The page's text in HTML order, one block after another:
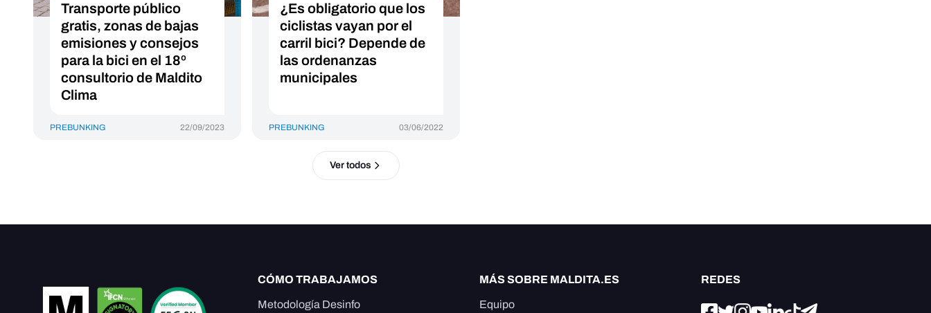
Transporte público
gratis, zonas de bajas
emisiones y consejos
para la bici en el 18º
consultorio de Maldito
Clima
PREBUNKING 22/09/2023
¿Es obligatorio que los
ciclistas vayan por el
carril bici? Depende de
las ordenanzas
municipales
PREBUNKING 03/06/2022
Ver todos
CÓMO TRABAJAMOS
Metodología Desinfo
MÁS SOBRE MALDITA.ES
Equipo
REDES